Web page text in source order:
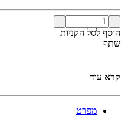
הוסף לסל הקניות
שתף
קרא עוד
מפרט